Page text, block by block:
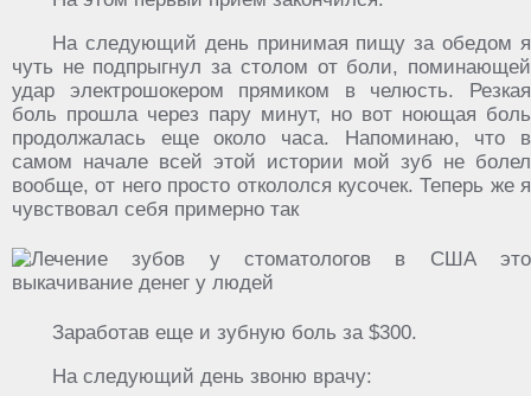
На следующий день принимая пищу за обедом я
чуть не подпрыгнул за столом от боли, поминающей
удар электрошокером прямиком в челюсть. Резкая
боль прошла через пару минут, но вот ноющая боль
продолжалась еще около часа. Напоминаю, что в
самом начале всей этой истории мой зуб не болел
вообще, от него просто откололся кусочек. Теперь же я
чувствовал себя примерно так
Заработав еще и зубную боль за $300.
На следующий день звоню врачу: